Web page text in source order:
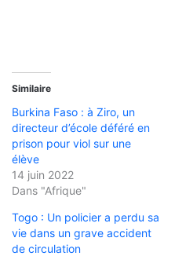
Similaire
Burkina Faso : à Ziro, un
directeur d’école déféré en
prison pour viol sur une
élève
14 juin 2022
Dans "Afrique"
Togo : Un policier a perdu sa
vie dans un grave accident
de circulation